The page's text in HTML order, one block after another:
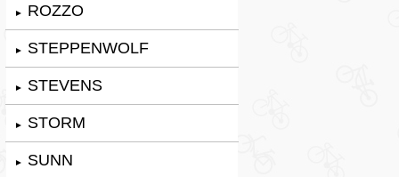
► ROZZO
► STEPPENWOLF
► STEVENS
► STORM
► SUNN